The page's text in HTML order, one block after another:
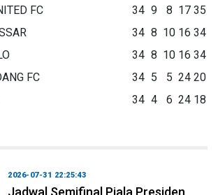
FC 34 9 8 17 35
34 8 10 16 34
34 8 10 16 34
FC 34 5 5 24 20
34 4 6 24 18
2026-07-31 22:25:43
Jadwal Semifinal Piala Presiden